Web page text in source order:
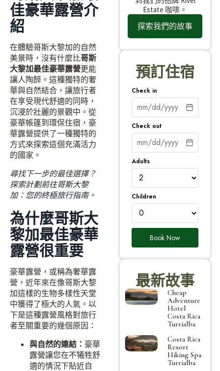
佳豪華露營介
紹
在體驗哥斯大黎加的自然
美景時，沒有什麼比哥斯
大黎加最佳豪華露營更能
讓人陶醉。這種獨特的奢
華與自然結合，讓旅行者
在享受現代舒適的同時，
沉浸於壯麗的景觀中。從
豪華帳篷到環保住宿，豪
華露營提供了一種獨特的
方式來探索這個充滿活力
的國家。
尋找下一步的最佳選擇？
探索計劃前往哥斯大黎
加：您的終極旅行指南。
為什麼哥斯大
黎加最佳豪華
露營很重要
豪華露營，或稱為奢華露
營，近年來在像哥斯大黎
加這樣的生物多樣性天堂
中獲得了極大的人氣。以
下是這種露營風格對旅行
者至關重要的幾個原因：
與自然的連結： 豪華
露營讓您在不犧牲舒
適的情況下貼近自
Estate 咖啡。
探索我們的故事
預訂住宿
Check in
Check out
Adults
Children
Book Now
最新故事
Cheap
Adventure
Hotel
Costa Rica
Turrialba
Costa Rica
Resort
Hiking Spa
Turrialba